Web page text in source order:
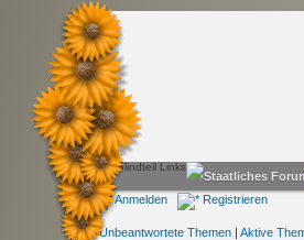
Anmelden Registrieren
Unbeantwortete Themen | Aktive